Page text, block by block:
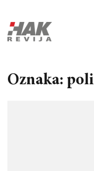
Razgovori
Oznaka: